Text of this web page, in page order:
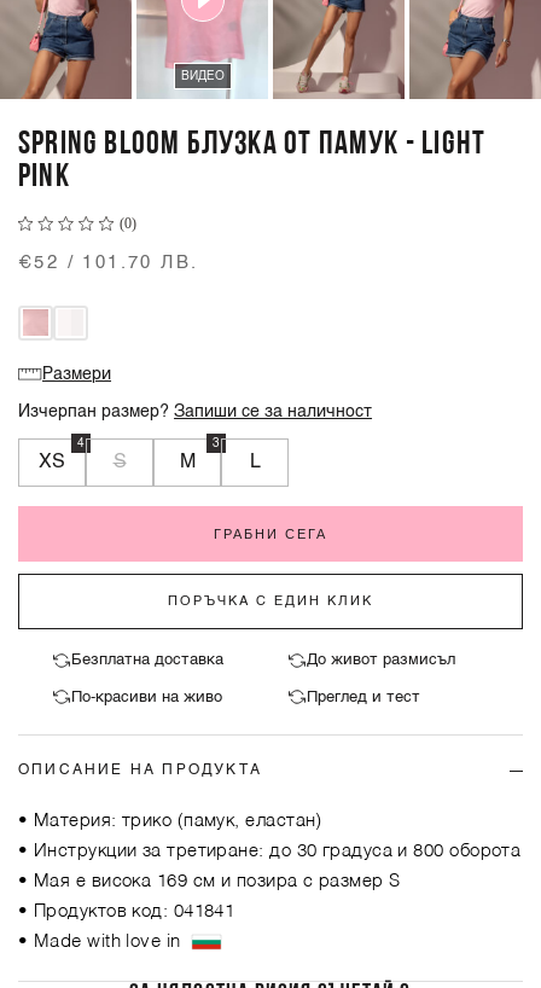
ВИДЕО
SPRING BLOOM БЛУЗКА ОТ ПАМУК - LIGHT
PINK
(0)
€52 / 101.70 ЛВ.
Размери
Изчерпан размер?Запиши се за наличност
XS
4
S M
3
L
ГРАБНИ СЕГА
ПОРЪЧКА С ЕДИН КЛИК
Безплатна доставка До живот размисъл
По-красиви на живо Преглед и тест
ОПИСАНИЕ НА ПРОДУКТА
• Материя: трико (памук, еластан)
• Инструкции за третиране: до 30 градуса и 800 оборота
• Мая е висока 169 см и позира с размер S
• Продуктов код: 041841
• Made with love in